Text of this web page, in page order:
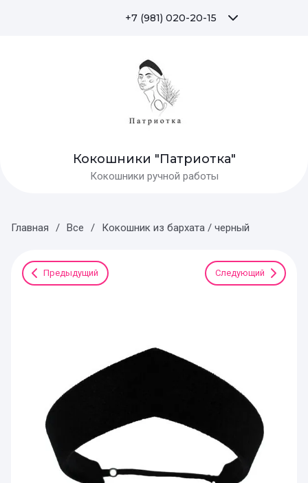
+7 (981) 020-20-15
Кокошники "Патриотка"
Кокошники ручной работы
Главная / Все / Кокошник из бархата / черный
Предыдущий Следующий